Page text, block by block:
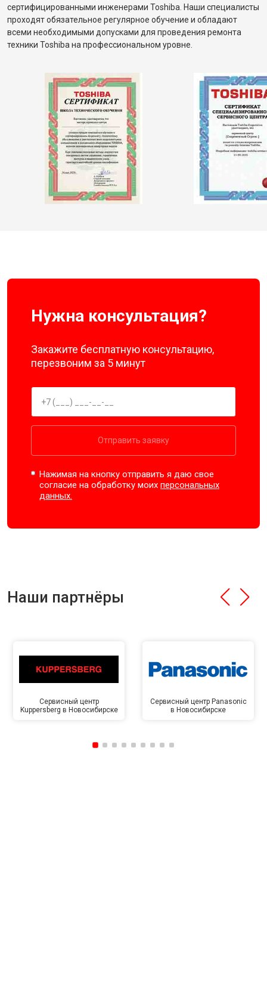
сертифицированными инженерами Toshiba. Наши специалисты
проходят обязательное регулярное обучение и обладают
всеми необходимыми допусками для проведения ремонта
техники Toshiba на профессиональном уровне.
Нужна консультация?
Закажите бесплатную консультацию,
перезвоним за 5 минут
Отправить заявку
Нажимая на кнопку отправить я даю свое
согласие на обработку моихперсональных
данных.
Наши партнёры
Сервисный центр
Kuppersberg в Новосибирске
Сервисный центр Panasonic
в Новосибирске